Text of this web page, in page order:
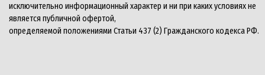
исключительно информационный характер и ни при каких условиях не
является публичной офертой,
определяемой положениями Статьи 437 (2) Гражданского кодекса РФ.